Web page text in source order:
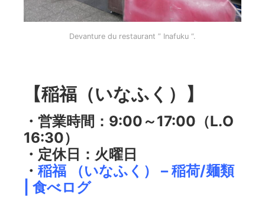
Devanture du restaurant ” Inafuku “.
【稲福（いなふく）】
・営業時間：9:00～17:00（L.O
16:30）
・定休日：火曜日
・ 稲福 （いなふく） – 稲荷/麺類
| 食べログ